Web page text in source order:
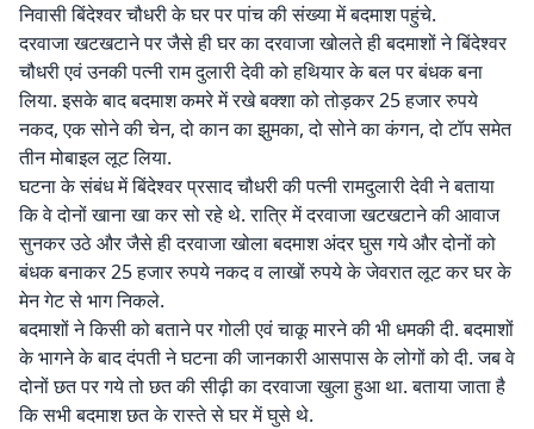
निवासी बिंदेश्वर चौधरी के घर पर पांच की संख्या में बदमाश पहुंचे.
दरवाजा खटखटाने पर जैसे ही घर का दरवाजा खोलते ही बदमाशों ने बिंदेश्वर
चौधरी एवं उनकी पत्नी राम दुलारी देवी को हथियार के बल पर बंधक बना
लिया. इसके बाद बदमाश कमरे में रखे बक्शा को तोड़कर 25 हजार रुपये
नकद, एक सोने की चेन, दो कान का झुमका, दो सोने का कंगन, दो टॉप समेत
तीन मोबाइल लूट लिया.
घटना के संबंध में बिंदेश्वर प्रसाद चौधरी की पत्नी रामदुलारी देवी ने बताया
कि वे दोनों खाना खा कर सो रहे थे. रात्रि में दरवाजा खटखटाने की आवाज
सुनकर उठे और जैसे ही दरवाजा खोला बदमाश अंदर घुस गये और दोनों को
बंधक बनाकर 25 हजार रुपये नकद व लाखों रुपये के जेवरात लूट कर घर के
मेन गेट से भाग निकले.
बदमाशों ने किसी को बताने पर गोली एवं चाकू मारने की भी धमकी दी. बदमाशों
के भागने के बाद दंपती ने घटना की जानकारी आसपास के लोगों को दी. जब वे
दोनों छत पर गये तो छत की सीढ़ी का दरवाजा खुला हुआ था. बताया जाता है
कि सभी बदमाश छत के रास्ते से घर में घुसे थे.